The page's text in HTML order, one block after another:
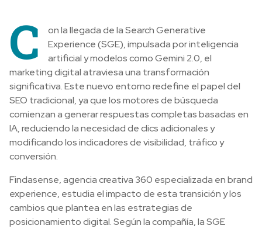
C
on la llegada de la Search Generative
Experience (SGE), impulsada por inteligencia
artificial y modelos como Gemini 2.0, el
marketing digital atraviesa una transformación
significativa. Este nuevo entorno redefine el papel del
SEO tradicional, ya que los motores de búsqueda
comienzan a generar respuestas completas basadas en
IA, reduciendo la necesidad de clics adicionales y
modificando los indicadores de visibilidad, tráfico y
conversión.
Findasense, agencia creativa 360 especializada en brand
experience, estudia el impacto de esta transición y los
cambios que plantea en las estrategias de
posicionamiento digital. Según la compañía, la SGE